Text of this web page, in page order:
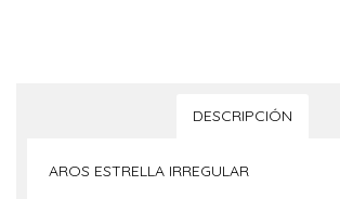
DESCRIPCIÓN
AROS ESTRELLA IRREGULAR